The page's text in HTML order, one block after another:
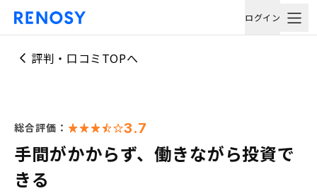
ログイン
評判・口コミTOPへ
総合評価： 3.7
手間がかからず、働きながら投資で
きる